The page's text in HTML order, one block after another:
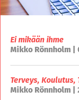
Ei mikään ihme
Mikko Rönnholm |
Terveys, Koulutus,
Mikko Rönnholm |